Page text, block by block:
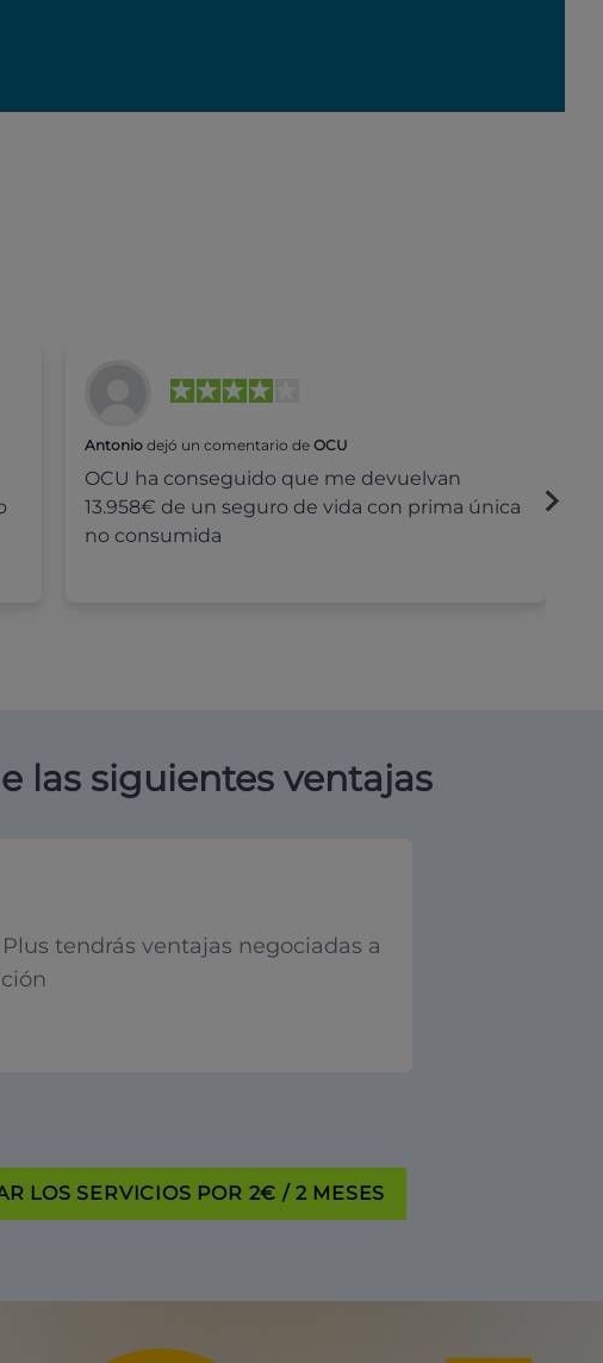
Antonio dejó un comentario deOCU
OCU ha conseguido que me devuelvan
13.958€ de un seguro de vida con prima única
no consumida
las siguientes ventajas
Plus tendrás ventajas negociadas a
LOS SERVICIOS POR 2€ / 2 MESES